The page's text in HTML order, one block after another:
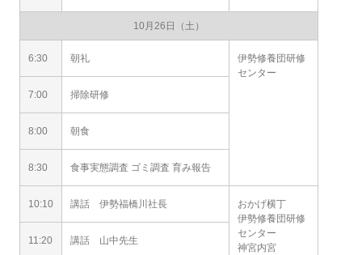
10月26日（土）
6:30 朝礼
伊勢修養団研修
センター
7:00
掃除研修
8:00 朝食
8:30 食事実態調査 ゴミ調査 育み報告
10:10 講話 伊勢福橋川社長
おかげ横丁
伊勢修養団研修
センター
神宮内宮
11:20 講話 山中先生